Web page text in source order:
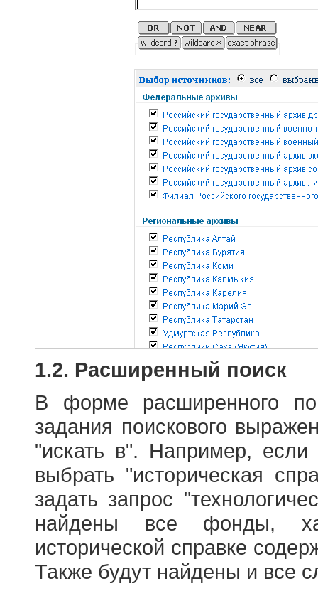
1.2. Расширенный поиск
В форме расширенного
задания поискового
"искать в". Например,
выбрать "историческая
задать запрос
найдены все фонды,
исторической справке
Также будут найдены и все